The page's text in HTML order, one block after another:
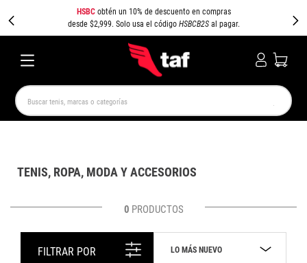
HSBCobtén un 10% de descuento en compras
desde $2,999. Solo usa el código HSBCB2Sal pagar.
Buscar tenis, marcas o categorías
TENIS, ROPA, MODA Y ACCESORIOS
0 PRODUCTOS
FILTRAR POR LO MÁS NUEVO
SPEEDCAT JORDAN 1 SPEZIAL